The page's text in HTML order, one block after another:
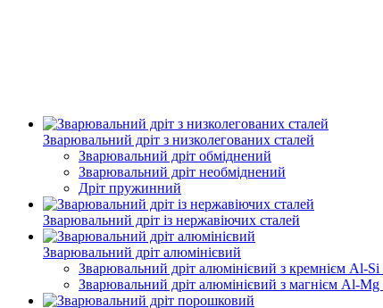
Зварювальний дріт з низколегованих сталей
Зварювальний дріт обміднений
Зварювальний дріт необміднений
Дріт пружинний
Зварювальний дріт із нержавіючих сталей
Зварювальний дріт алюмінієвий
Зварювальний дріт алюмінієвий з кремнієм Al-
Зварювальний дріт алюмінієвий з магнієм Al-